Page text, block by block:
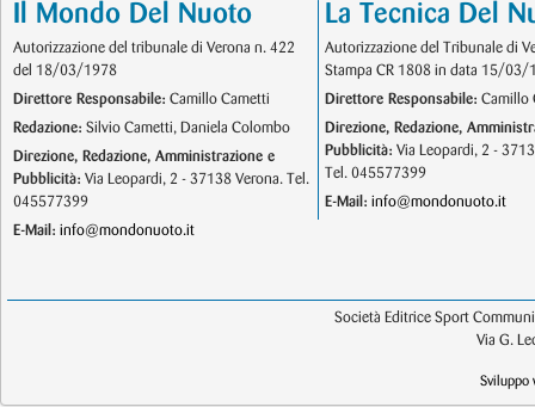
Il Mondo Del Nuoto
Autorizzazione del tribunale di Verona n. 422
del 18/03/1978
Direttore Responsabile: Camillo Cametti
Redazione: Silvio Cametti, Daniela Colombo
Direzione, Redazione, Amministrazione e
Pubblicità: Via Leopardi, 2 - 37138 Verona. Tel.
045577399
E-Mail: info@mondonuoto.it
La Tecnica Del
Autorizzazione del Tribunale di
Stampa CR 1808 in data 15/03/
Direttore Responsabile: Camillo
Direzione, Redazione,
Pubblicità: Via Leopardi, 2 -
Tel. 045577399
E-Mail: info@mondonuoto.it
Società Editrice Sport
Via G.
Sviluppo